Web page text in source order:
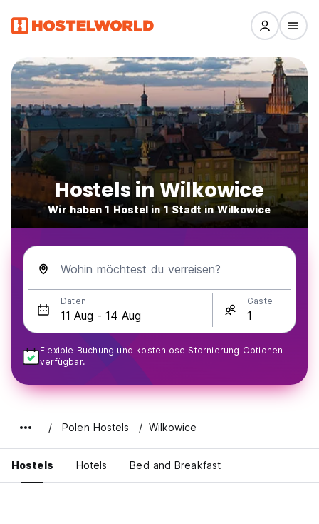
Hostels in Wilkowice
Wir haben 1 Hostel in 1 Stadt in Wilkowice
Wohin möchtest du verreisen?
Daten Gäste
Flexible Buchung und kostenlose Stornierung Optionen
verfügbar.
Polen Hostels Wilkowice
Hostels Hotels Bed and Breakfast